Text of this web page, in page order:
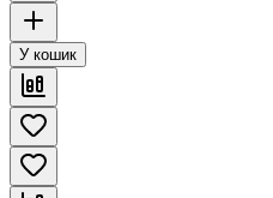
У кошик